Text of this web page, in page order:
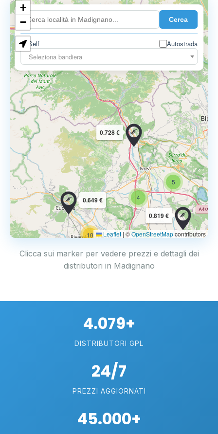
Cerca
Self
Autostrada
Seleziona bandiera
10
4
5
0.819 €
0.649 €
0.728 €
0.899 €
+
−
Leaflet | ©OpenStreetMapcontributors
Clicca sui marker per vedere prezzi e dettagli dei
distributori in Madignano
4.079+
DISTRIBUTORI GPL
24/7
PREZZI AGGIORNATI
45.000+